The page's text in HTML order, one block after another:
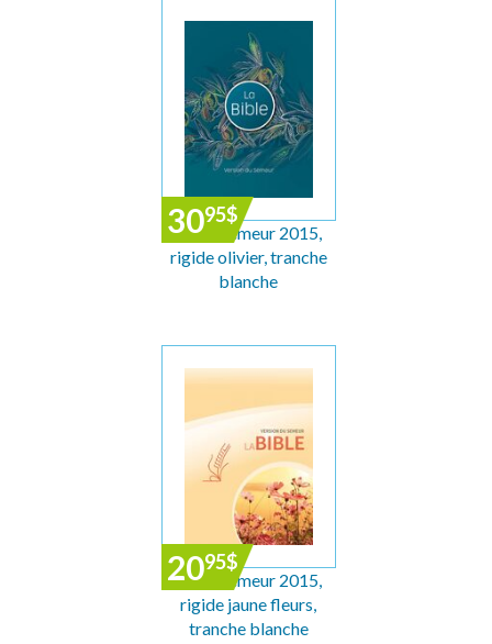
3095$
Bible Semeur 2015,
rigide olivier, tranche
blanche
2095$
Bible Semeur 2015,
rigide jaune fleurs,
tranche blanche